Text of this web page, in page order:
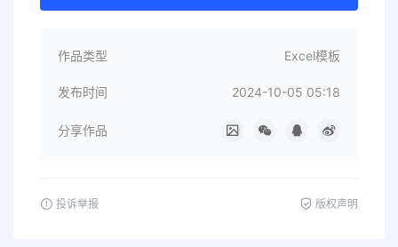
作品类型 Excel模板
发布时间 2024-10-05 05:18
分享作品
投诉举报 版权声明